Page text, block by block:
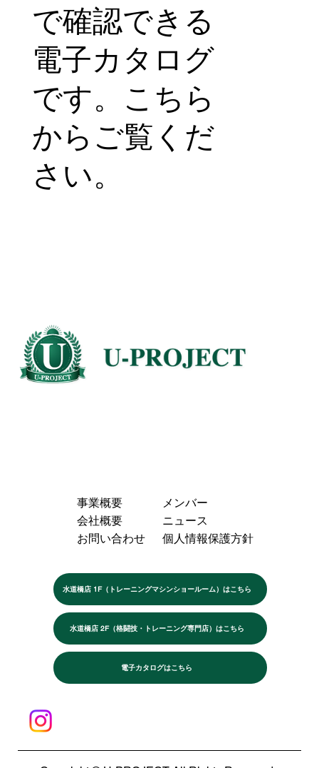
で確認できる
電子カタログ
です。こちら
からご覧くだ
さい。
水道橋店 1F（トレーニングマシンショールーム）はこちら
水道橋店 2F（格闘技・トレーニング専門店）はこちら
電子カタログはこちら
事業概要
メンバー
会社概要
ニュース
お問い合わせ
個人情報保護方針